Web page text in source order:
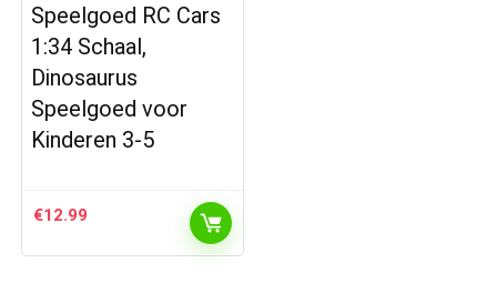
Speelgoed RC Cars
1:34 Schaal,
Dinosaurus
Speelgoed voor
Kinderen 3-5
€12.99